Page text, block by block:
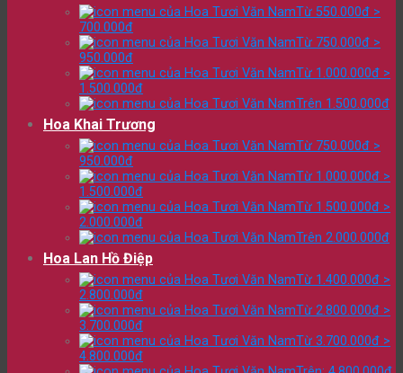
Từ 550.000đ >
700.000đ
Từ 750.000đ >
950.000đ
Từ 1.000.000đ >
1.500.000đ
Trên 1.500.000đ
Hoa Khai Trương
Từ 750.000đ >
950.000đ
Từ 1.000.000đ >
1.500.000đ
Từ 1.500.000đ >
2.000.000đ
Trên 2.000.000đ
Hoa Lan Hồ Điệp
Từ 1.400.000đ >
2.800.000đ
Từ 2.800.000đ >
3.700.000đ
Từ 3.700.000đ >
4.800.000đ